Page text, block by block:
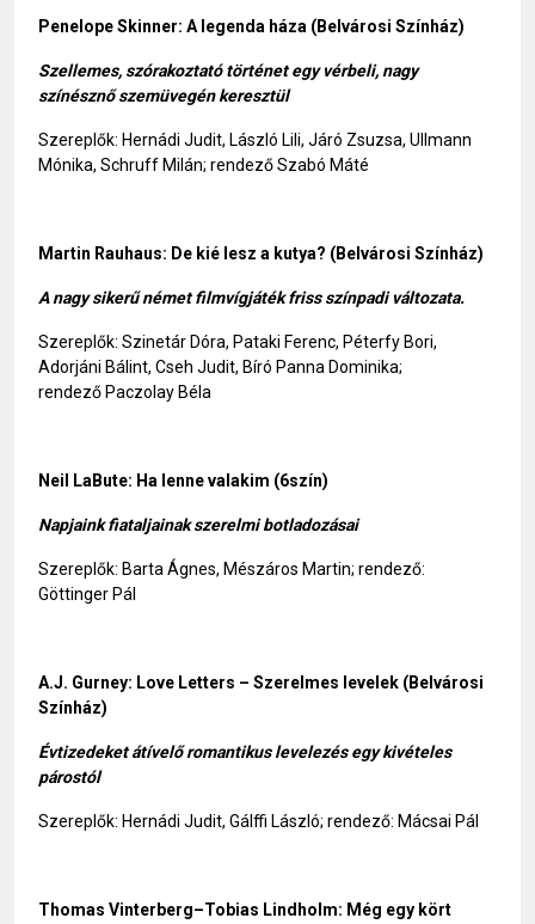
Penelope Skinner: A legenda háza (Belvárosi Színház)
Szellemes, szórakoztató történet egy vérbeli, nagy
színésznő szemüvegén keresztül
Szereplők: Hernádi Judit, László Lili, Járó Zsuzsa, Ullmann
Mónika, Schruff Milán; rendező Szabó Máté
Martin Rauhaus: De kié lesz a kutya? (Belvárosi Színház)
A nagy sikerű német filmvígjáték friss színpadi változata.
Szereplők: Szinetár Dóra, Pataki Ferenc, Péterfy Bori,
Adorjáni Bálint, Cseh Judit, Bíró Panna Dominika;
rendező Paczolay Béla
Neil LaBute: Ha lenne valakim (6szín)
Napjaink fiataljainak szerelmi botladozásai
Szereplők: Barta Ágnes, Mészáros Martin; rendező:
Göttinger Pál
A.J. Gurney: Love Letters – Szerelmes levelek (Belvárosi
Színház)
Évtizedeket átívelő romantikus levelezés egy kivételes
párostól
Szereplők: Hernádi Judit, Gálffi László; rendező: Mácsai Pál
Thomas Vinterberg–Tobias Lindholm: Még egy kört